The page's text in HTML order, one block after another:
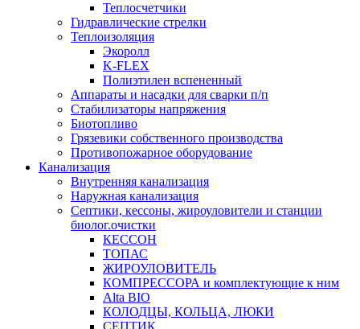
Теплосчетчики
Гидравлические стрелки
Теплоизоляция
Экоролл
K-FLEX
Полиэтилен вспененный
Аппараты и насадки для сварки п/п
Стабилизаторы напряжения
Биотопливо
Грязевики собственного производства
Противопожарное оборудование
Канализация
Внутренняя канализация
Наружная канализация
Септики, кессоны, жироуловители и станции
биолог.очистки
КЕССОН
ТОПАС
ЖИРОУЛОВИТЕЛЬ
КОМПРЕССОРА и комплектующие к ним
Alta BIO
КОЛОДЦЫ, КОЛЬЦА, ЛЮКИ
СЕПТИК